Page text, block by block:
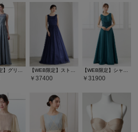
【WEB限定】グリッターレースロングドレス 【WEB限定】ストライプ柄ラメ刺繍チュールロングドレス
37400
【WEB限定】シャンタンカラーロングドレス
31900